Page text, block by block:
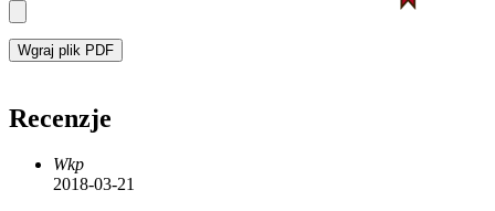
Wgraj plik PDF
Recenzje
Wkp
2018-03-21